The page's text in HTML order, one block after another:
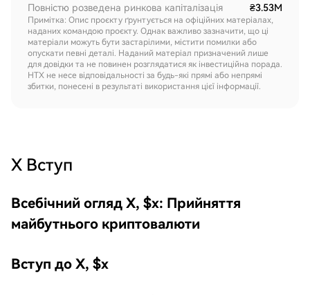
Повністю розведена ринкова капіталізація
₴3.53M
Примітка: Опис проєкту ґрунтується на офіційних матеріалах,
наданих командою проєкту. Однак важливо зазначити, що ці
матеріали можуть бути застарілими, містити помилки або
опускати певні деталі. Наданий матеріал призначений лише
для довідки та не повинен розглядатися як інвестиційна порада.
HTX не несе відповідальності за будь-які прямі або непрямі
збитки, понесені в результаті використання цієї інформації.
X Вступ
Всебічний огляд X, $x: Прийняття
майбутнього криптовалюти
Вступ до X, $x